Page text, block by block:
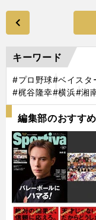
キーワード
#プロ野球#ベイスタ
#梶谷隆幸#横浜#湘
編集部のおすすめ